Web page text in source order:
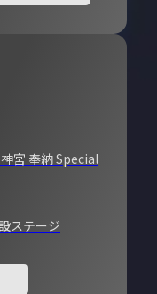
宮 奉納 Special
ステージ